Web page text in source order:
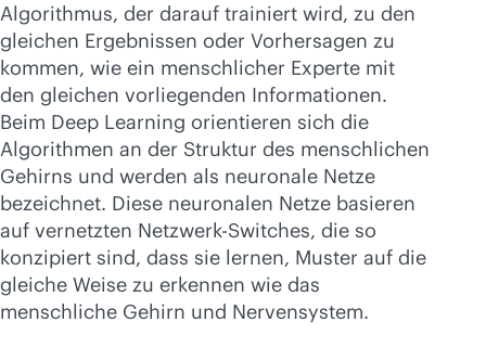
Algorithmus, der darauf trainiert wird, zu den
gleichen Ergebnissen oder Vorhersagen zu
kommen, wie ein menschlicher Experte mit
den gleichen vorliegenden Informationen.
Beim Deep Learning orientieren sich die
Algorithmen an der Struktur des menschlichen
Gehirns und werden als neuronale Netze
bezeichnet. Diese neuronalen Netze basieren
auf vernetzten Netzwerk-Switches, die so
konzipiert sind, dass sie lernen, Muster auf die
gleiche Weise zu erkennen wie das
menschliche Gehirn und Nervensystem.